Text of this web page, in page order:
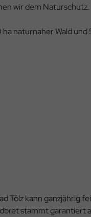
wir dem Naturschutz.
naturnaher Wald
Tölz kann ganzjährig
stammt garantiert